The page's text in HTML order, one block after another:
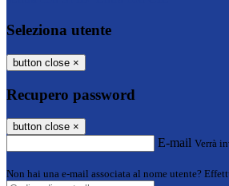
Seleziona utente
button close ×
Recupero password
button close ×
E-mail Verrà
Non hai una e-mail associata al nome utente?